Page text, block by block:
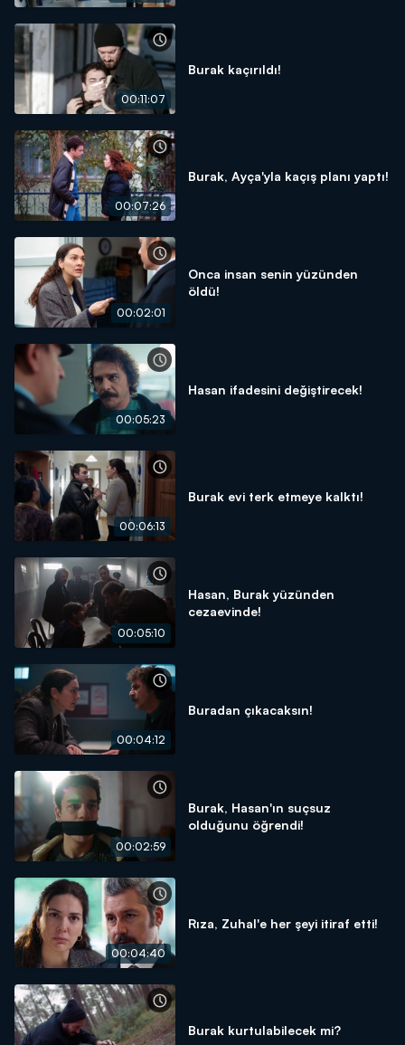
00:11:07
Burak kaçırıldı!
00:07:26
Burak, Ayça'yla kaçış planı yaptı!
00:02:01
Onca insan senin yüzünden
öldü!
00:05:23
Hasan ifadesini değiştirecek!
00:06:13
Burak evi terk etmeye kalktı!
00:05:10
Hasan, Burak yüzünden
cezaevinde!
00:04:12
Buradan çıkacaksın!
00:02:59
Burak, Hasan'ın suçsuz
olduğunu öğrendi!
00:04:40
Rıza, Zuhal'e her şeyi itiraf etti!
Burak kurtulabilecek mi?